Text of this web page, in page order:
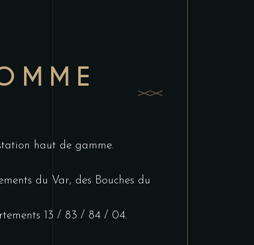
haut de gamme.
du Var, des Bouches du
13 / 83 / 84 / 04.